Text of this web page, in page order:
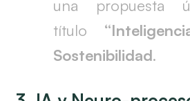
una propuesta
título
Sostenibilidad.